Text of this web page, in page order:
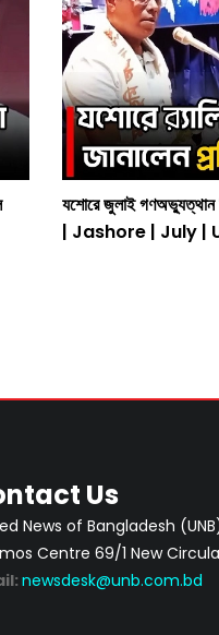
যশোরে জুলাই গণঅভ্যুত্থান
| Jashore | July |
Us
News of Bangladesh
Centre 69/1 New
newsdesk@unb.com.bd